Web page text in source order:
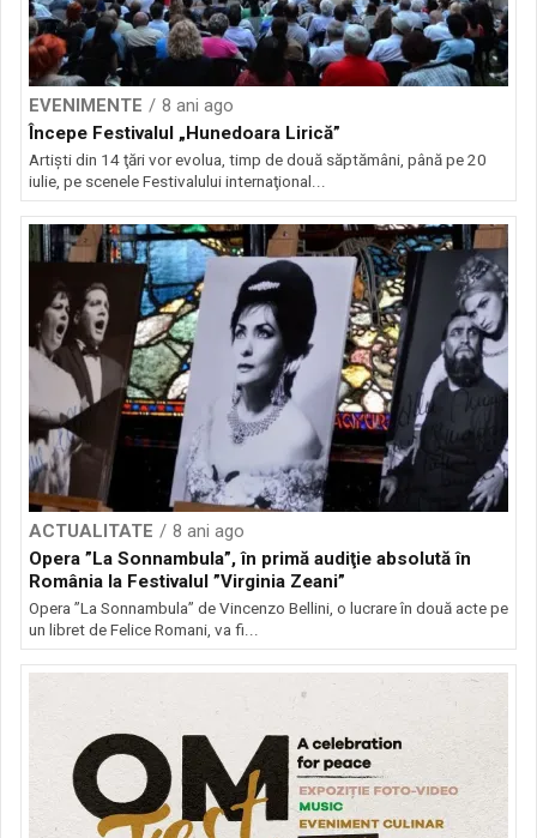
EVENIMENTE
8 ani ago
Începe Festivalul „Hunedoara Lirică”
Artişti din 14 ţări vor evolua, timp de două săptămâni, până pe 20
iulie, pe scenele Festivalului internaţional...
ACTUALITATE
8 ani ago
Opera ”La Sonnambula”, în primă audiţie absolută în
România la Festivalul ”Virginia Zeani”
Opera ”La Sonnambula” de Vincenzo Bellini, o lucrare în două acte pe
un libret de Felice Romani, va fi...